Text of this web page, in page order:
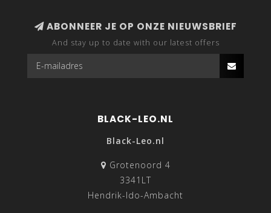
ABONNEER JE OP ONZE NIEUWSBRIEF
And stay up to date with our latest offers
BLACK-LEO.NL
Black-Leo.nl
Grotenoord 4
3341LT
Hendrik-Ido-Ambacht